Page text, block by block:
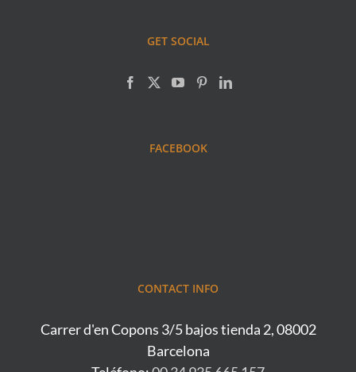
GET SOCIAL
FACEBOOK
CONTACT INFO
Carrer d'en Copons 3/5 bajos tienda 2, 08002
Barcelona